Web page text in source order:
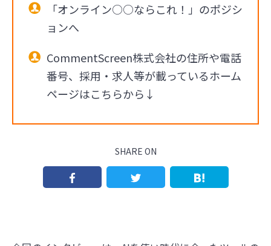
「オンライン○○ならこれ！」のポジシ
ョンへ
CommentScreen株式会社の住所や電話
番号、採用・求人等が載っているホーム
ページはこちらから↓
SHARE ON